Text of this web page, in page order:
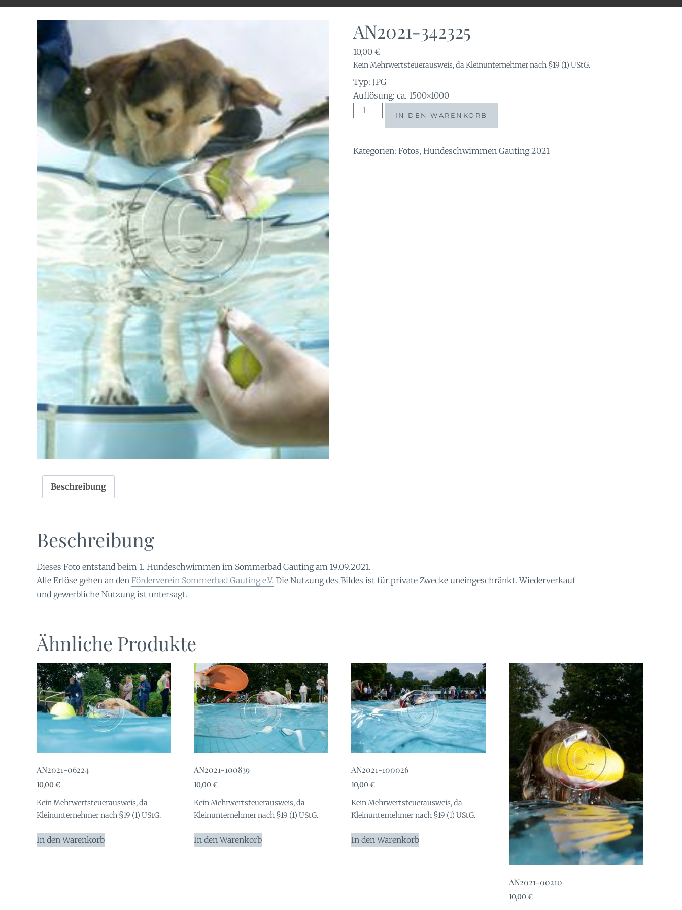
AN2021-342325
10,00 €
Kein Mehrwertsteuerausweis, da Kleinunternehmer nach §19 (1) UStG.
Typ: JPG
Auflösung: ca. 1500×1000
AN2021-
IN DEN WARENKORB
Kategorien: Fotos, Hundeschwimmen Gauting 2021
Beschreibung
Beschreibung
Dieses Foto entstand beim 1. Hundeschwimmen im Sommerbad Gauting am 19.09.2021.
Alle Erlöse gehen an den Förderverein Sommerbad Gauting e.V. Die Nutzung des Bildes ist für private Zwecke uneingeschränkt. Wiederverkauf
und gewerbliche Nutzung ist untersagt.
Ähnliche Produkte
AN2021-06224
10,00 €
Kein Mehrwertsteuerausweis, da
Kleinunternehmer nach §19 (1) UStG.
In den Warenkorb
AN2021-100839
10,00€
Kein Mehrwertsteuerausweis, da
Kleinunternehmer nach §19 (1) UStG.
In den Warenkorb
AN2021-100026
10,00€
Kein Mehrwertsteuerausweis, da
Kleinunternehmer nach §19 (1) UStG.
In den Warenkorb
AN2021-00210
10,00 €